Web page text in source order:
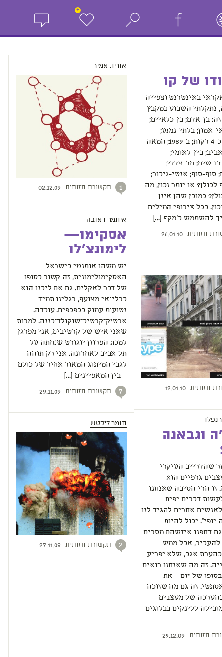
+
של קו
באינטרנט וצפייה
נתקלתי השבוע במקבץ
בן-אדם; בן-כלאיים;
אמון; בלתי-נמנע;
חד-פעמי; כ-4 דקות; ב-1989; המאה
אביב; בין-לאומי;
דו-שיח; חד-צדדי;
סוף-סוף; אנטי-גיבור;
או יותר נכון, מה
כמובן שהן אינן
בכל צירופי המילים
להשתמש ב'מקף […]
חזותית 26.01.10
חזותית 12.01.10
וגבאנה
שהדרייב העיקרי
גרפיים הוא
זו הרי הסיבה שאנחנו
דברים יפים
אחרים להגיד לנו
יופי". יכול להיות
דחפנו איזשהם מסרים
להעביר, אבל ממש
כהערת אגב, שלא יפריע
זה מה שאנחנו רואים
בסופו של יום – את
זה גם מה שזוכה
של מעצבים
ללינקים בבלוגים
חזותית 29.12.09
אורית אמיר
1 תקשורת חזותית 02.12.09
איתמר דאובה
אסקימו—
לימונצ'לו
יש משהו אותנטי בישראל
האסקימולימונית, זה קשור בסופו
של דבר לאקלים. גם אם ליבנו הוא
ברלינאי מצועף, רגלינו תמיד
נטועות עמוק בכפכפים. עובדה.
ארטיק־קרטיב־שוקולד־בננה. למרות
שאני איש של קרטיבים, אני מפרגן
למכת הפרוזן יוגורט שנחתה על
תל־אביב לאחרונה. אני רק תוהה
לגבי המיתוג המאוד אחיד של כולם
– בין המאפיינים […]
7 תקשורת חזותית 29.11.09
תומר ליכטש
2 תקשורת חזותית 27.11.09